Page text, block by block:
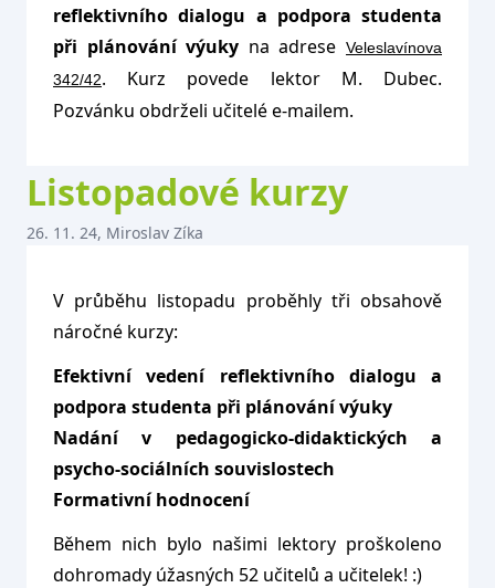
reflektivního dialogu a podpora studenta
při plánování výuky na adreseVeleslavínova
342/42. Kurz povede lektor M. Dubec.
Pozvánku obdrželi učitelé e-mailem.
Listopadové kurzy
26. 11. 24, Miroslav Zíka
V průběhu listopadu proběhly tři obsahově
náročné kurzy:
Efektivní vedení reflektivního dialogu a
podpora studenta při plánování výuky
Nadání v pedagogicko-didaktických a
psycho-sociálních souvislostech
Formativní hodnocení
Během nich bylo našimi lektory proškoleno
dohromady úžasných 52 učitelů a učitelek! :)